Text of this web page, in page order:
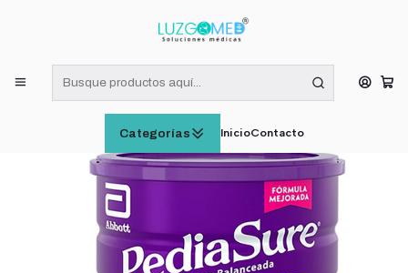
Categorías InicioContacto
¡RECIBE HOY! COMPRAS DE LUNES A VIERNES HASTA LAS 16:00
Inicio
SUPLEMENTOS ALIMENTICIOS
Pediasure Vainilla Polvo 900grs